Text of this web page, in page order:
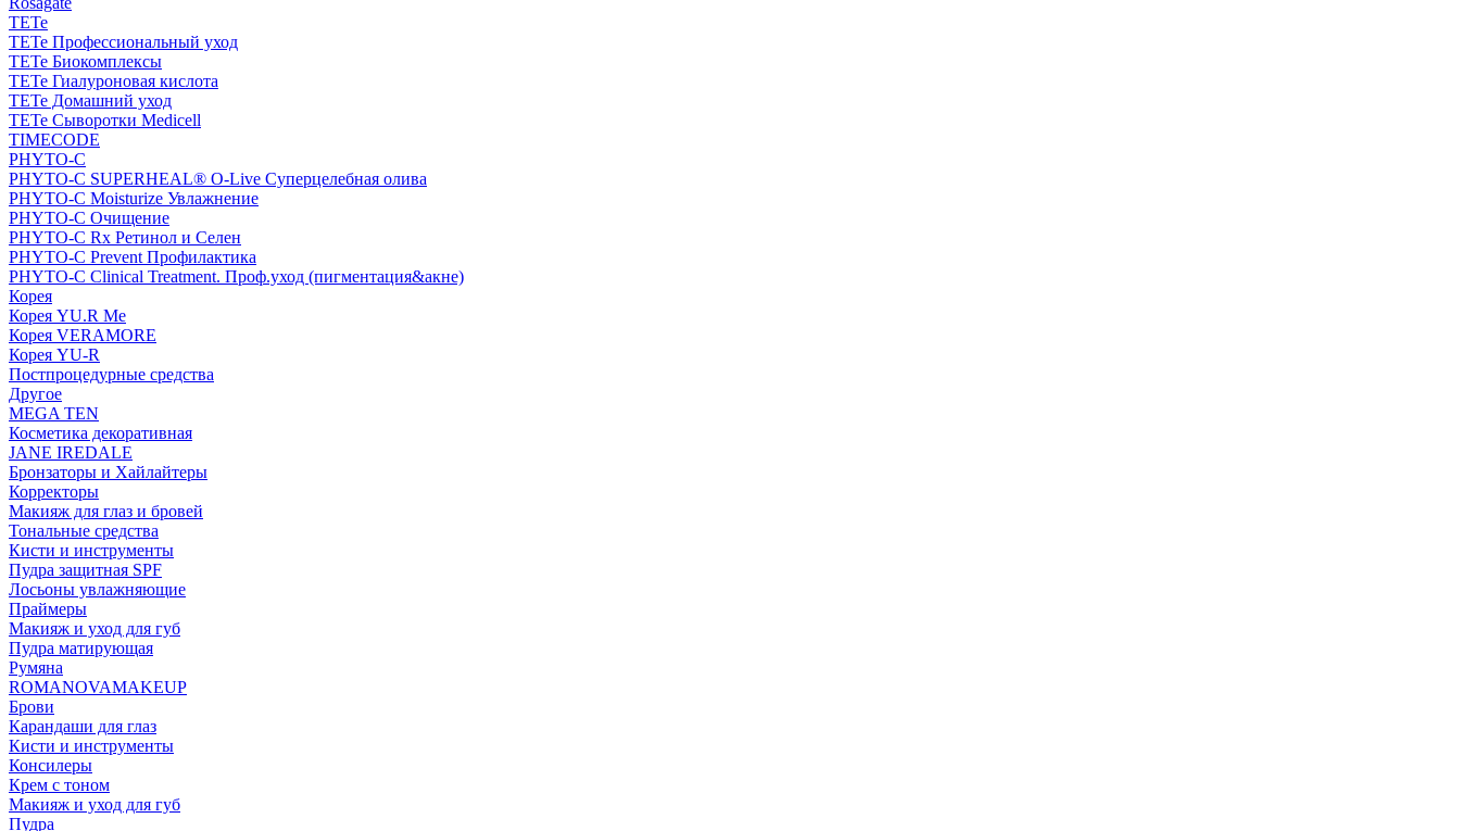
TETe
TETe Профессиональный уход
TETe Биокомплексы
TETe Гиалуроновая кислота
TETe Домашний уход
TETe Сыворотки Medicell
TIMECODE
PHYTO-C
PHYTO-C SUPERHEAL® O-Live Суперцелебная олива
PHYTO-C Moisturize Увлажнение
PHYTO-C Очищение
PHYTO-C Rx Ретинол и Селен
PHYTO-C Prevent Профилактика
PHYTO-C Clinical Treatment. Проф.уход (пигментация&акне)
Корея
Корея YU.R Me
Корея VERAMORE
Корея YU-R
Постпроцедурные средства
Другое
MEGA TEN
Косметика декоративная
JANE IREDALE
Бронзаторы и Хайлайтеры
Корректоры
Макияж для глаз и бровей
Тональные средства
Кисти и инструменты
Пудра защитная SPF
Лосьоны увлажняющие
Праймеры
Макияж и уход для губ
Пудра матирующая
Румяна
ROMANOVAMAKEUP
Брови
Карандаши для глаз
Кисти и инструменты
Консилеры
Крем с тоном
Макияж и уход для губ
Пудра